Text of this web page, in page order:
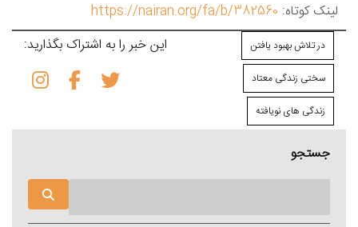
لینک کوتاه: https://nairan.org/fa/b/382560
در تلاش بهبود یافتن
سختی زندگی معتاد
زندگی های نویافته
این خبر را به اشتراک بگذارید:
جستجو